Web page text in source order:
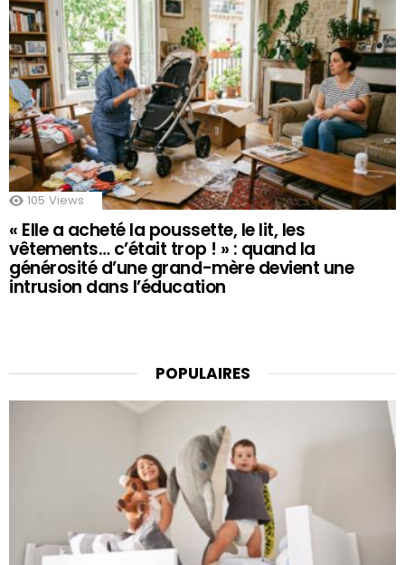
105 Views
« Elle a acheté la poussette, le lit, les
vêtements… c’était trop ! » : quand la
générosité d’une grand-mère devient une
intrusion dans l’éducation
POPULAIRES